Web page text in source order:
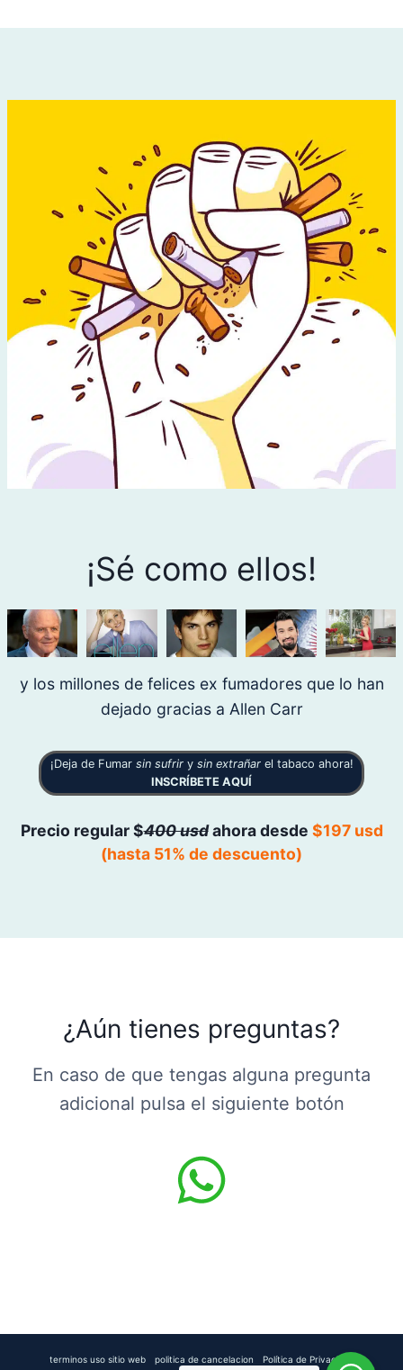
¡Sé como ellos!
y los millones de felices ex fumadores que lo han
dejado gracias a Allen Carr
¡Deja de Fumar sin sufriry sin extrañarel tabaco ahora!
INSCRÍBETE AQUÍ
Precio regular $400 usdahora desde $197 usd
(hasta 51% de descuento)
¿Aún tienes preguntas?
En caso de que tengas alguna pregunta
adicional pulsa el siguiente botón
terminos uso sitio web politica de cancelacion Política de Privacidad